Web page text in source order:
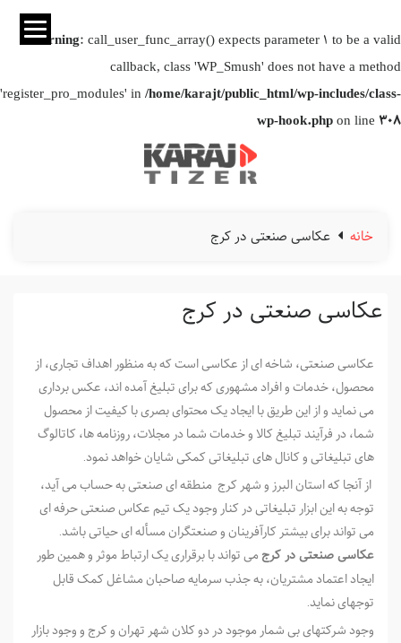
Warning: call_user_func_array() expects parameter 1 to be a valid
callback, class 'WP_Smush' does not have a method
'register_pro_modules' in/home/karajt/public_html/wp-includes/class-
wp-hook.phpon line 308
خانه عکاسی صنعتی در کرج
عکاسی صنعتی در کرج
عکاسی صنعتی، شاخه ای از عکاسی است که به منظور اهداف تجاری، از
محصول، خدمات و افراد مشهوری که برای تبلیغ آمده اند، عکس برداری
می­ نماید و از این طریق با ایجاد یک محتوای بصری با کیفیت از محصول
شما، در فرآیند تبلیغ کالا و خدمات شما در مجلات، روزنامه ها، کاتالوگ
های تبلیغاتی و کانال های تبلیغاتی کمکی شایان خواهد نمود.
از آنجا که استان البرز و شهر کرج منطقه ای صنعتی به حساب می آید،
توجه به این ابزار تبلیغاتی در کنار وجود یک تیم عکاس صنعتی حرفه ای
می تواند برای بیشتر کارآفرینان و صنعتگران مسأله ای حیاتی باشد.
عکاسی صنعتی در کرج می تواند با برقراری یک ارتباط موثر و همین طور
ایجاد اعتماد مشتریان، به جذب سرمایه صاحبان مشاغل کمک قابل
توجه­ای نماید.
وجود شرکت­های بی شمار موجود در دو کلان شهر تهران و کرج و وجود بازار